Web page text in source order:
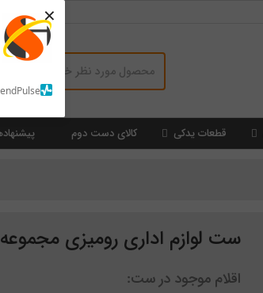
×
قطعات یدکی کالای دست دوم
ست لوازم اداری رومیزی مجموعه 7 عددی
اقلام موجود در ست: